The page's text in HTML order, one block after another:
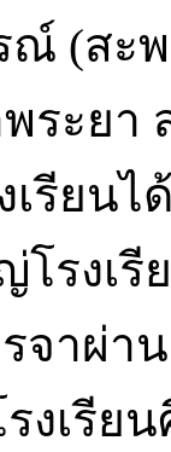
ณ์ (สะ
พระย
เรียน
โรงเ
จาผ่า
งเรีย